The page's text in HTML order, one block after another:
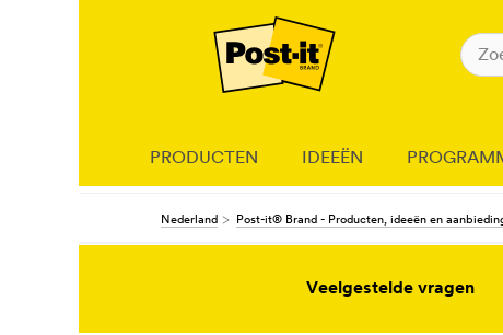
PRODUCTEN IDEEËN
Nederland Post-it® Brand - Producten, ideeën en
Veelgestelde vragen